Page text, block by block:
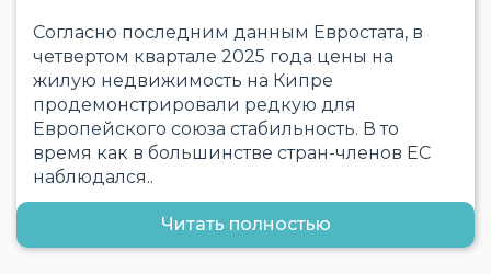
Согласно последним данным Евростата, в
четвертом квартале 2025 года цены на
жилую недвижимость на Кипре
продемонстрировали редкую для
Европейского союза стабильность. В то
время как в большинстве стран-членов ЕС
наблюдался..
Читать полностью